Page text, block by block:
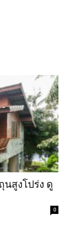
สูงโปร่ง ดู
0